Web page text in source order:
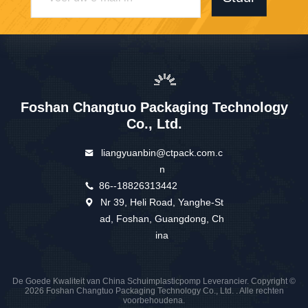
Foshan Changtuo Packaging Technology
Co., Ltd.
liangyuanbin@ctpack.com.c
n
86--18826313442
Nr 39, Heli Road, Yanghe-St
ad, Foshan, Guangdong, Ch
ina
De Goede Kwaliteit van China Schuimplasticpomp Leverancier. Copyright ©
2026 Foshan Changtuo Packaging Technology Co., Ltd. . Alle rechten
voorbehoudena.